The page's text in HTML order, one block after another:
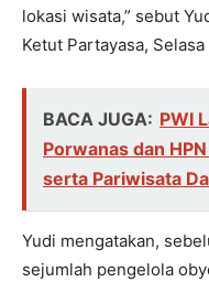
lokasi wisata,” sebut
Ketut Partayasa,
BACA JUGA: PWI
Porwanas dan
serta Pariwisata
Yudi mengatakan,
sejumlah pengelola